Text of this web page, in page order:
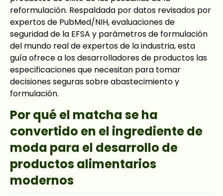
reformulación. Respaldada por datos revisados por
expertos de PubMed/NIH, evaluaciones de
seguridad de la EFSA y parámetros de formulación
del mundo real de expertos de la industria, esta
guía ofrece a los desarrolladores de productos las
especificaciones que necesitan para tomar
decisiones seguras sobre abastecimiento y
formulación.
Por qué el matcha se ha
convertido en el ingrediente de
moda para el desarrollo de
productos alimentarios
modernos